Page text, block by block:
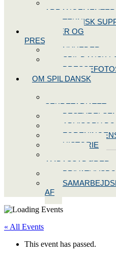
ARRANGEMENTER
TEKNISK
NYHEDER OG
PRESSE
NYHEDER
SPIL DANSK
OM SPIL DANSK
SEKRETARIATET
ADVISORY
HISTORIE
AMBASSADØRER
AF
« All Events
This event has passed.